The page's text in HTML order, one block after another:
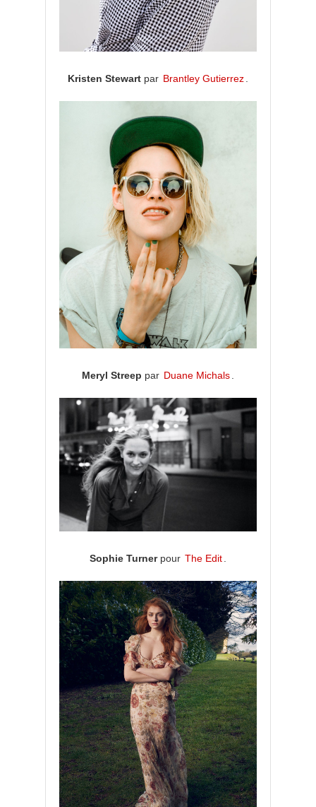
Kristen Stewart par Brantley Gutierrez
Meryl Streep par Duane Michals
Sophie Turnerpour The Edit